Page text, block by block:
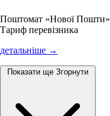
Поштомат «Нової Пошти»
Тариф перевізника
детальніше →
Показати ще Згорнути